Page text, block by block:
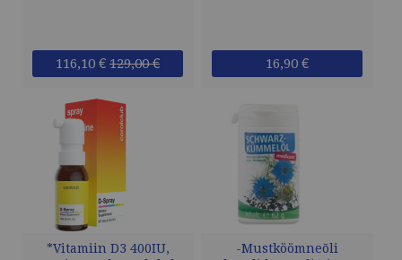
116,10 € 129,00 € 16,90 €
*Vitamiin D3 400IU,
-Mustköömneõli